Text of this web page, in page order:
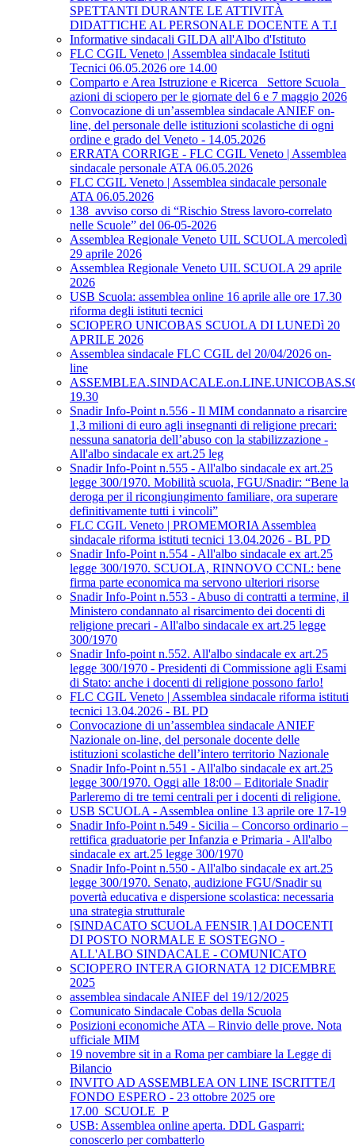
SPETTANTI DURANTE LE ATTIVITÀ
DIDATTICHE AL PERSONALE DOCENTE A T.I
Informative sindacali GILDA all'Albo d'Istituto
FLC CGIL Veneto | Assemblea sindacale Istituti
Tecnici 06.05.2026 ore 14.00
Comparto e Area Istruzione e Ricerca_ Settore Scuola_
azioni di sciopero per le giornate del 6 e 7 maggio 2026
Convocazione di un’assemblea sindacale ANIEF on-
line, del personale delle istituzioni scolastiche di ogni
ordine e grado del Veneto - 14.05.2026
ERRATA CORRIGE - FLC CGIL Veneto | Assemblea
sindacale personale ATA 06.05.2026
FLC CGIL Veneto | Assemblea sindacale personale
ATA 06.05.2026
138_avviso corso di “Rischio Stress lavoro-correlato
nelle Scuole” del 06-05-2026
Assemblea Regionale Veneto UIL SCUOLA mercoledì
29 aprile 2026
Assemblea Regionale Veneto UIL SCUOLA 29 aprile
2026
USB Scuola: assemblea online 16 aprile alle ore 17.30
riforma degli istituti tecnici
SCIOPERO UNICOBAS SCUOLA DI LUNEDì 20
APRILE 2026
Assemblea sindacale FLC CGIL del 20/04/2026 on-
line
19.30
Snadir Info-Point n.556 - Il MIM condannato a risarcire
1,3 milioni di euro agli insegnanti di religione precari:
nessuna sanatoria dell’abuso con la stabilizzazione -
All'albo sindacale ex art.25 leg
Snadir Info-Point n.555 - All'albo sindacale ex art.25
legge 300/1970. Mobilità scuola, FGU/Snadir: “Bene la
deroga per il ricongiungimento familiare, ora superare
definitivamente tutti i vincoli”
FLC CGIL Veneto | PROMEMORIA Assemblea
sindacale riforma istituti tecnici 13.04.2026 - BL PD
Snadir Info-Point n.554 - All'albo sindacale ex art.25
legge 300/1970. SCUOLA, RINNOVO CCNL: bene
firma parte economica ma servono ulteriori risorse
Snadir Info-Point n.553 - Abuso di contratti a termine, il
Ministero condannato al risarcimento dei docenti di
religione precari - All'albo sindacale ex art.25 legge
300/1970
Snadir Info-point n.552. All'albo sindacale ex art.25
legge 300/1970 - Presidenti di Commissione agli Esami
di Stato: anche i docenti di religione possono farlo!
FLC CGIL Veneto | Assemblea sindacale riforma istituti
tecnici 13.04.2026 - BL PD
Convocazione di un’assemblea sindacale ANIEF
Nazionale on-line, del personale docente delle
istituzioni scolastiche dell’intero territorio Nazionale
Snadir Info-Point n.551 - All'albo sindacale ex art.25
legge 300/1970. Oggi alle 18:00 – Editoriale Snadir
Parleremo di tre temi centrali per i docenti di religione.
USB SCUOLA - Assemblea online 13 aprile ore 17-19
Snadir Info-Point n.549 - Sicilia – Concorso ordinario –
rettifica graduatorie per Infanzia e Primaria - All'albo
sindacale ex art.25 legge 300/1970
Snadir Info-Point n.550 - All'albo sindacale ex art.25
legge 300/1970. Senato, audizione FGU/Snadir su
povertà educativa e dispersione scolastica: necessaria
una strategia strutturale
[SINDACATO SCUOLA FENSIR ] AI DOCENTI
DI POSTO NORMALE E SOSTEGNO -
ALL'ALBO SINDACALE - COMUNICATO
SCIOPERO INTERA GIORNATA 12 DICEMBRE
2025
assemblea sindacale ANIEF del 19/12/2025
Comunicato Sindacale Cobas della Scuola
Posizioni economiche ATA – Rinvio delle prove. Nota
ufficiale MIM
19 novembre sit in a Roma per cambiare la Legge di
Bilancio
INVITO AD ASSEMBLEA ON LINE ISCRITTE/I
FONDO ESPERO - 23 ottobre 2025 ore
17.00_SCUOLE_P
USB: Assemblea online aperta. DDL Gasparri:
conoscerlo per combatterlo